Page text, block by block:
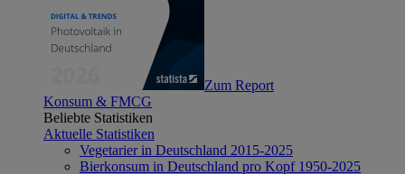
Zum Report
Konsum & FMCG
Beliebte Statistiken
Aktuelle Statistiken
Vegetarier in Deutschland 2015-2025
Bierkonsum in Deutschland pro Kopf 1950-2025